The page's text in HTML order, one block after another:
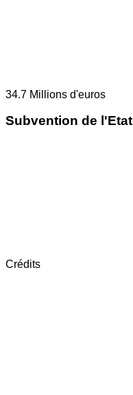
34.7 Millions d'euros
Subvention de l'Etat
Crédits